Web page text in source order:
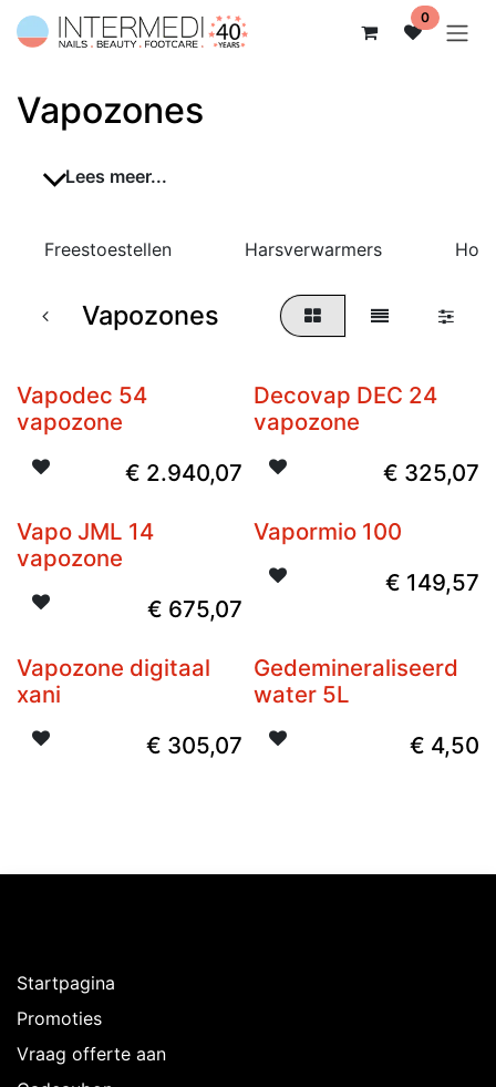
Overslaan naar inhoud 0
Vapozones
Lees meer...
Freestoestellen Harsverwarmers
Vapozones
Vapodec 54
vapozone
€ 2.940,07
Decovap DEC 24
vapozone
€ 325,07
Vapo JML 14
vapozone
€ 675,07
Vapormio 100
€ 149,57
Vapozone digitaal
xani
€ 305,07
Gedemineraliseerd
water 5L
€ 4,50
Startpagina
Promoties
Vraag offerte aan